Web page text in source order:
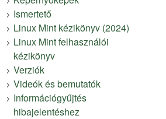
Ismertető
Linux Mint kézikönyv (2024)
Linux Mint felhasználói
kézikönyv
Verziók
Videók és bemutatók
Információgyűjtés
hibajelentéshez